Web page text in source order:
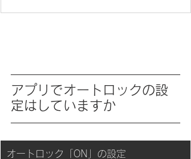
アプリでオートロックの設
定はしていますか
​オートロック「ON」の設定